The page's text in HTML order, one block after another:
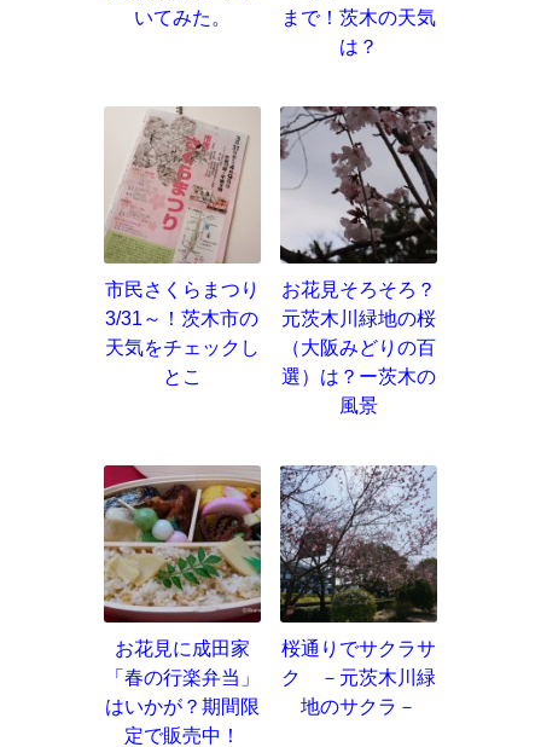
いてみた。
まで！茨木の天気
は？
市民さくらまつり
3/31～！茨木市の
天気をチェックし
とこ
お花見そろそろ？
元茨木川緑地の桜
（大阪みどりの百
選）は？ー茨木の
風景
お花見に成田家
「春の行楽弁当」
はいかが？期間限
定で販売中！
桜通りでサクラサ
ク －元茨木川緑
地のサクラ－